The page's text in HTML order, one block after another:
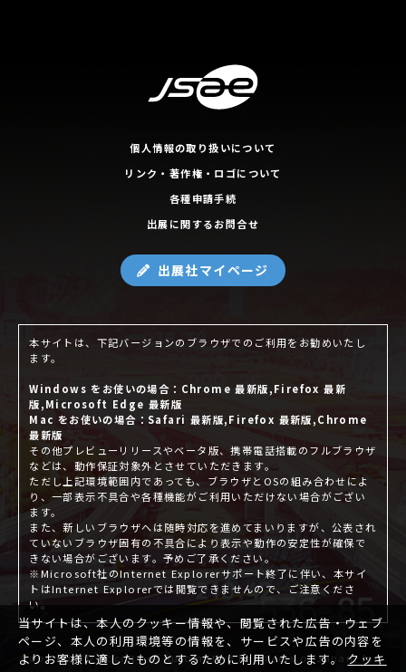
個人情報の取り扱いについて
リンク・著作権・ロゴについて
各種申請手続
出展に関するお問合せ
出展社マイページ
本サイトは、下記バージョンのブラウザでのご利用をお勧めいたし
ます。
Windows をお使いの場合：Chrome 最新版,Firefox 最新
版,Microsoft Edge 最新版
Mac をお使いの場合：Safari 最新版,Firefox 最新版,Chrome
最新版
その他プレビューリリースやベータ版、携帯電話搭載のフルブラウザ
などは、動作保証対象外とさせていただきます。
ただし上記環境範囲内であっても、ブラウザとOSの組み合わせによ
り、一部表示不具合や各種機能がご利用いただけない場合がござい
ます。
また、新しいブラウザへは随時対応を進めてまいりますが、公表され
ていないブラウザ固有の不具合により表示や動作の安定性が確保で
きない場合がございます。予めご了承ください。
※Microsoft社のInternet Explorerサポート終了に伴い、本サイ
トはInternet Explorerでは閲覧できませんので、ご注意くださ
い。
Copyright © Society of Automotive Engineers of Japan, Inc.
当サイトは、本人のクッキー情報や、閲覧された広告・ウェブ
ページ、本人の利用環境等の情報を、サービスや広告の内容を
よりお客様に適したものとするために利用いたします。クッキ